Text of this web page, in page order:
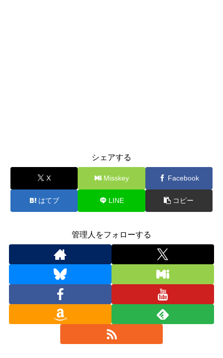
シェアする
X Misskey Facebook
はてブ LINE コピー
管理人をフォローする